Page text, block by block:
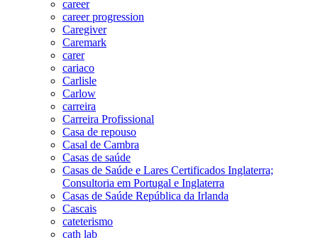
career
career progression
Caregiver
Caremark
carer
cariaco
Carlisle
Carlow
carreira
Carreira Profissional
Casa de repouso
Casal de Cambra
Casas de saúde
Casas de Saúde e Lares Certificados Inglaterra;
Consultoria em Portugal e Inglaterra
Casas de Saúde República da Irlanda
Cascais
cateterismo
cath lab